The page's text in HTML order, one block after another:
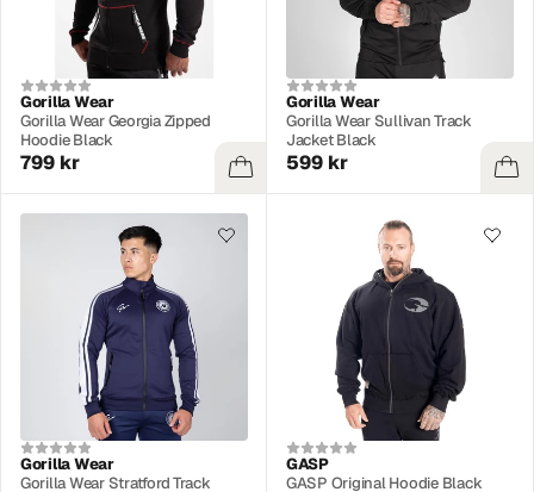
Gorilla Wear
Gorilla Wear Georgia Zipped
Hoodie Black
799 kr
Gorilla Wear
Gorilla Wear Sullivan Track
Jacket Black
599 kr
Gorilla Wear
Gorilla Wear Stratford Track
GASP
GASP Original Hoodie Black